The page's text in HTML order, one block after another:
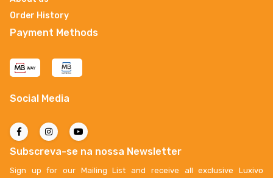
Order History
Payment Methods
Social Media
Subscreva-se na nossa Newsletter
Sign up for our Mailing List and receive all exclusive Luxivo